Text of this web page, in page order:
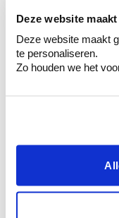
Deze website
Deze website maakt
te personaliseren.
Zo houden we het
Bekijk er de
Krijg
combineren.
Ga samen
Krijg